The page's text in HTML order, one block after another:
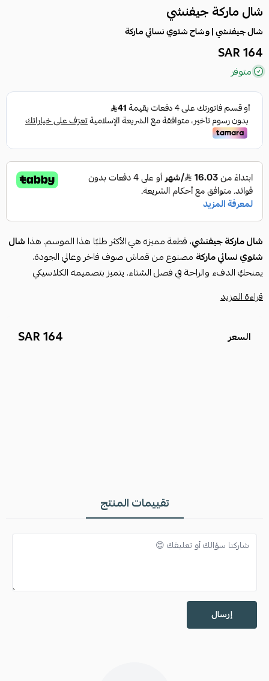
شال ماركة جيفنشي
شال جيفنشي | وشاح شتوي نسائي ماركة
164 SAR
متوفر
شال ماركة جيفنشي، قطعة مميزة هي الأكثر طلبًا هذا الموسم. هذا شال
شتوي نسائي ماركة مصنوع من قماش صوف فاخر وعالي الجودة،
يمنحكِ الدفء والراحة في فصل الشتاء. يتميز بتصميمه الكلاسيكي
جمالماركة جفنشي
الرقي على إطلالتك.
قراءة المزيد
السعر 164 SAR
تقييمات المنتج
إرسال